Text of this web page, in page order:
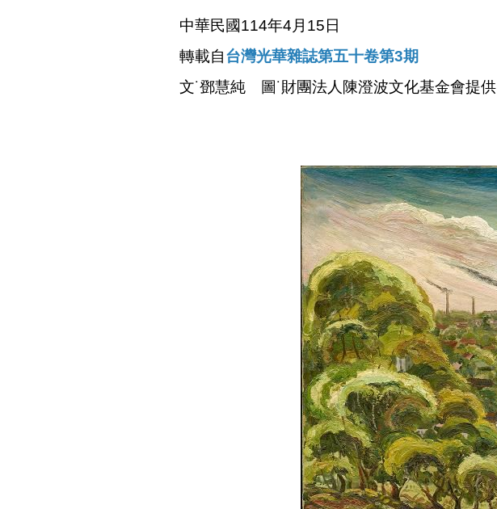
中華民國114年4月15日
轉載自台灣光華雜誌第五十卷第3期
文˙鄧慧純 圖˙財團法人陳澄波文化基金會提供